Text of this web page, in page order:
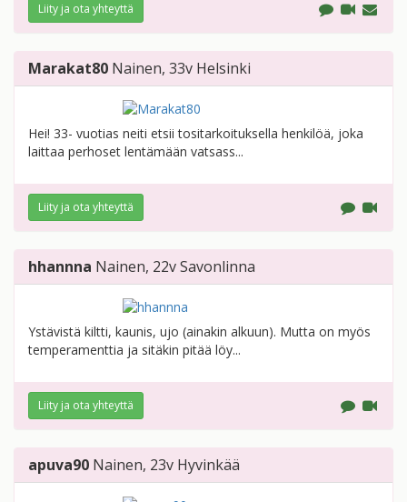
Liity ja ota yhteyttä
Marakat80 Nainen, 33v Helsinki
Hei! 33- vuotias neiti etsii tositarkoituksella henkilöä, joka
laittaa perhoset lentämään vatsass...
Liity ja ota yhteyttä
hhannna Nainen, 22vSavonlinna
Ystävistä kiltti, kaunis, ujo (ainakin alkuun). Mutta on myös
temperamenttia ja sitäkin pitää löy...
Liity ja ota yhteyttä
apuva90 Nainen, 23v Hyvinkää